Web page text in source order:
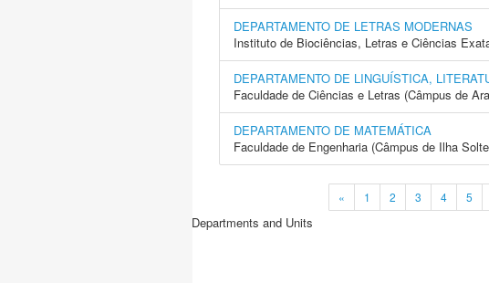
DEPARTAMENTO DE LETRAS MODERNAS
Instituto de Biociências, Letras e Ciências
DEPARTAMENTO DE LINGUÍSTICA,
Faculdade de Ciências e Letras (Câmpus de
DEPARTAMENTO DE MATEMÁTICA
Faculdade de Engenharia (Câmpus de Ilha
« 1 2 3 4 5
Departments and Units